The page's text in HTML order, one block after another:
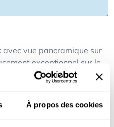
À propos des cookies
avec vue panoramique sur
exceptionnel sur le
où la vie et les
naturelle, comprend
au rez-de-chaussée,
: deux studios au
appartement de trois